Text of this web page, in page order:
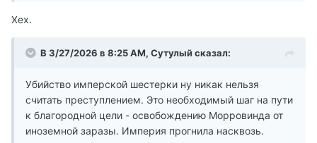
Хех.
В 3/27/2026 в 8:25 AM, Сутулыйсказал:
Убийство имперской шестерки ну никак нельзя
считать преступлением. Это необходимый шаг на пути
к благородной цели - освобождению Морровинда от
иноземной заразы. Империя прогнила насквозь.